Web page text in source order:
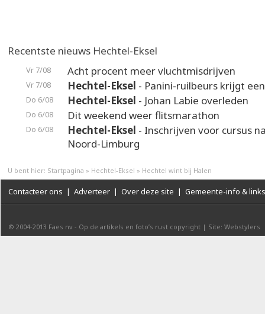
Recentste nieuws Hechtel-Eksel
Vr 7/08 Acht procent meer vluchtmisdrijven
Vr 7/08 Hechtel-Eksel - Panini-ruilbeurs krijgt
Do 6/08 Hechtel-Eksel - Johan Labie overleden
Do 6/08 Dit weekend weer flitsmarathon
Do 6/08 Hechtel-Eksel - Inschrijven voor cursus
Noord-Limburg
U bent hier: Startpagina » Hechtel-Eksel » Hechtel wint bij Halen
Contacteer ons | Adverteer | Over deze site | Gemeente-info & links
© 2004-2013 Faes nv - Op de artikels en foto’s rust copyright | Site: Webstylers